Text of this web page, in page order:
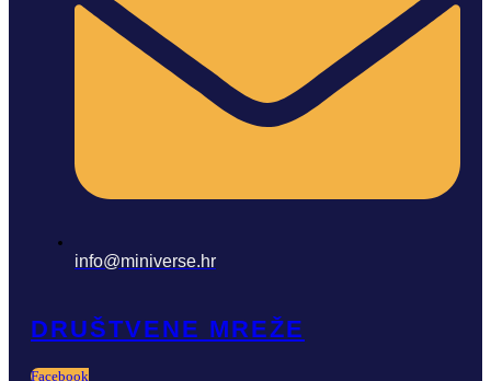
info@miniverse.hr
DRUŠTVENE MREŽE
Facebook